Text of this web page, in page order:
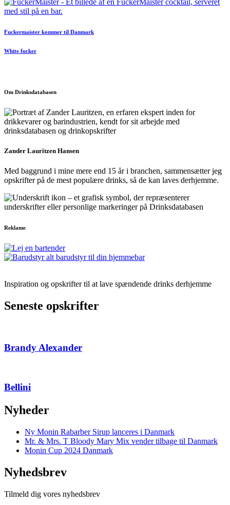
Fuckermaister kommer til Danmark
White fucker
Om Drinksdatabasen
Zander Lauritzen Hansen
Med baggrund i mine mere end 15 år i branchen, sammensætter jeg
opskrifter på de mest populære drinks, så de kan laves derhjemme.
Reklame
Inspiration og opskrifter til at lave spændende drinks derhjemme
Seneste opskrifter
Brandy Alexander
Bellini
Nyheder
Ny Monin Rabarber Sirup lanceres i Danmark
Mr. & Mrs. T Bloody Mary Mix vender tilbage til Danmark
Monin Cup 2024 Danmark
Nyhedsbrev
Tilmeld dig vores nyhedsbrev